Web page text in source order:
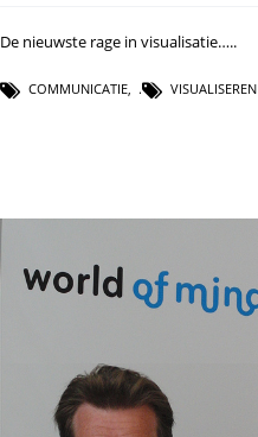
De nieuwste rage in visualisatie…..
COMMUNICATIE, VISUALISEREN